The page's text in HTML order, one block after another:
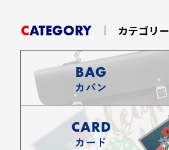
CATEGORY カテゴリー